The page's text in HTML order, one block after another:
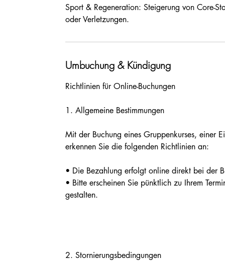
Sport & Regeneration: Steigerung von Core-
oder Verletzungen.
Umbuchung & Kündigung
Richtlinien für Online-Buchungen
1.⁠ ⁠Allgemeine Bestimmungen
Mit der Buchung eines Gruppenkurses, einer
erkennen Sie die folgenden Richtlinien an:
• Die Bezahlung erfolgt online direkt bei der
• Bitte erscheinen Sie pünktlich zu Ihrem
gestalten.
2.⁠ ⁠Stornierungsbedingungen